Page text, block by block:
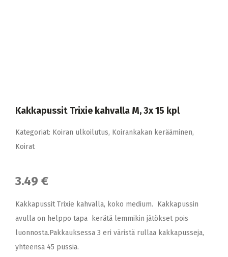
Kakkapussit Trixie kahvalla M, 3x 15 kpl
Kategoriat: Koiran ulkoilutus, Koirankakan kerääminen,
Koirat
3.49 €
Kakkapussit Trixie kahvalla, koko medium. Kakkapussin
avulla on helppo tapa kerätä lemmikin jätökset pois
luonnosta.Pakkauksessa 3 eri väristä rullaa kakkapusseja,
yhteensä 45 pussia.